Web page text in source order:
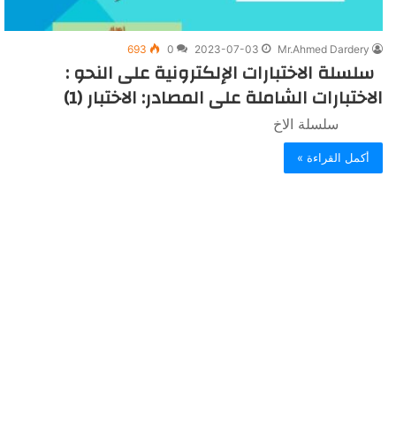
Mr.Ahmed Dardery
2023-07-03
0
693
سلسلة الاختبارات الإلكترونية على النحو :
الاختبارات الشاملة على المصادر: الاختبار (1)
سلسلة الاخ
أكمل القراءة »